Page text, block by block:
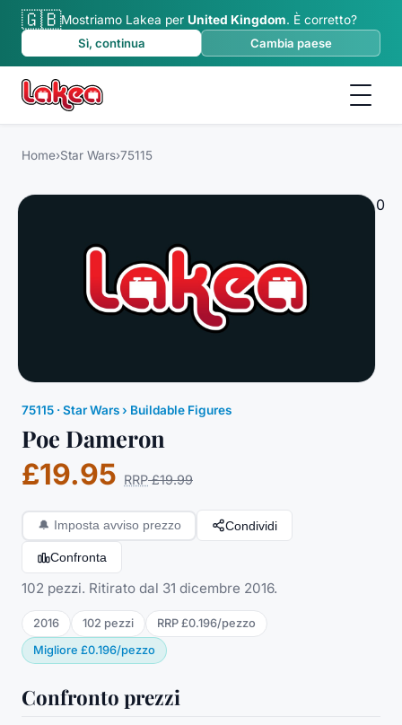
🇬🇧Mostriamo Lakea per United Kingdom. È corretto?
Sì, continua
Cambia paese
Home›Star Wars›75115
0
75115 ·Star Wars› Buildable Figures
Poe Dameron
£19.95 RRP £19.99
🔔 Imposta avviso prezzo Condividi
Confronta
102 pezzi. Ritirato dal 31 dicembre 2016.
2016 102 pezzi RRP £0.196/pezzo
Migliore £0.196/pezzo
Confronto prezzi